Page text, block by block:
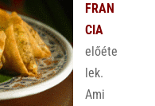
FRAN
CIA
előéte
lek.
Ami